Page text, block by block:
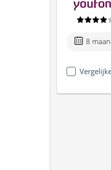
8